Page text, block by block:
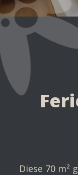
Diese 70 m²